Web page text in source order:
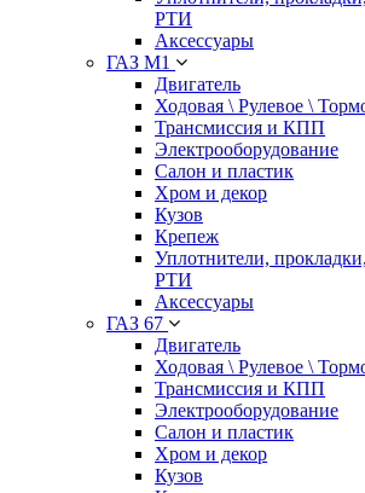
РТИ
Аксессуары
ГАЗ М1
Двигатель
Ходовая \ Рулевое \
Трансмиссия и КПП
Электрооборудование
Салон и пластик
Хром и декор
Кузов
Крепеж
Уплотнители,
РТИ
Аксессуары
ГАЗ 67
Двигатель
Ходовая \ Рулевое \
Трансмиссия и КПП
Электрооборудование
Салон и пластик
Хром и декор
Кузов